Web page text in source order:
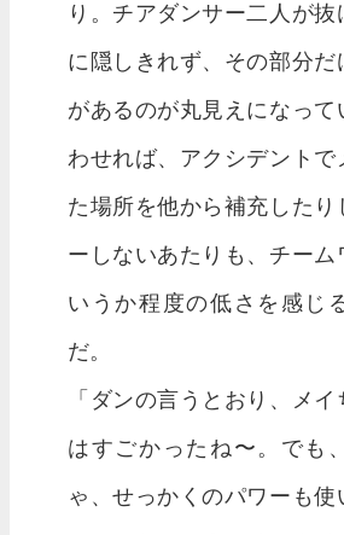
り。チアダンサー二人が
に隠しきれず、その部分だ
があるのが丸見えになって
わせれば、アクシデントで
た場所を他から補充したり
ーしないあたりも、チーム
いうか程度の低さを感じ
だ。
「ダンの言うとおり、メ
はすごかったね〜。でも
ゃ、せっかくのパワーも使